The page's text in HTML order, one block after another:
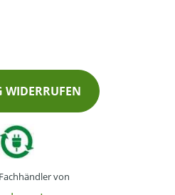
WIDERRUFEN
von